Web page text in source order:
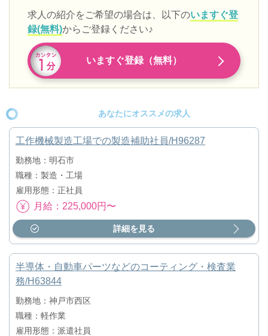
求人の紹介をご希望の場合は、以下のいますぐ登
録(無料)からご登録ください♪
いますぐ登録（無料）
あなたにオススメの求人
工作機械製造工場での製造補助社員/H96287
勤務地：明石市
職種：製造・工場
雇用形態：正社員
月給：225,000円〜
詳細を見る
半導体・自動車パーツなどのコーティング・検査業
務/H63844
勤務地：神戸市西区
職種：軽作業
雇用形態：派遣社員